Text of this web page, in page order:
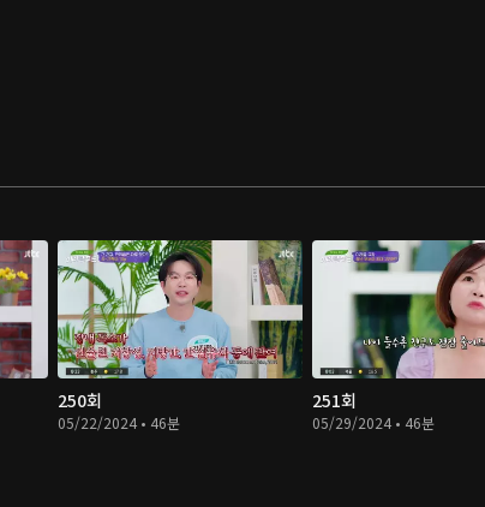
250회
05/22/2024 • 46분
251회
05/29/2024 • 46분